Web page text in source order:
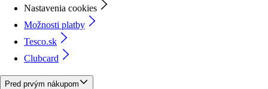
Nastavenia cookies
Možnosti platby
Tesco.sk
Clubcard
Pred prvým nákupom